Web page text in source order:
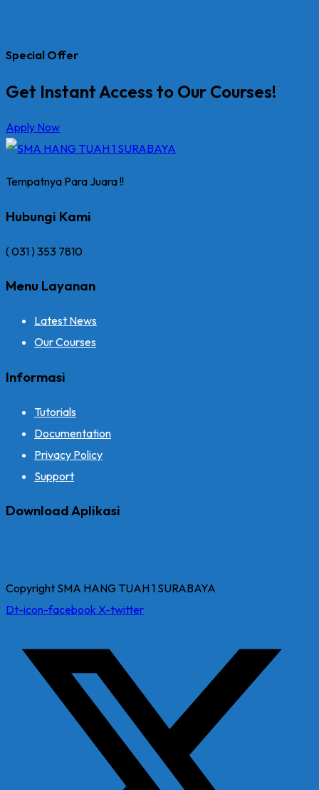
Special Offer
Get Instant Access to Our Courses!
Apply Now
Tempatnya Para Juara !!
Hubungi Kami
( 031 ) 353 7810
Menu Layanan
Latest News
Our Courses
Informasi
Tutorials
Documentation
Privacy Policy
Support
Download Aplikasi
Copyright SMA HANG TUAH 1 SURABAYA
Dt-icon-facebook X-twitter